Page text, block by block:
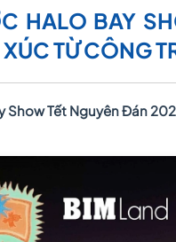
HALO BAY
TỪ CÔNG
Show Tết Nguyên Đán